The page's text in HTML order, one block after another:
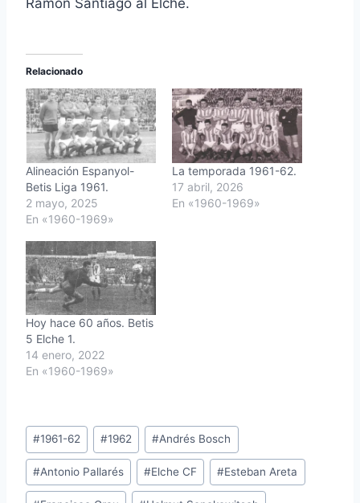
Relacionado
Alineación Espanyol-
Betis Liga 1961.
2 mayo, 2025
En «1960-1969»
La temporada 1961-62.
17 abril, 2026
En «1960-1969»
Hoy hace 60 años. Betis
5 Elche 1.
14 enero, 2022
En «1960-1969»
Etiquetas
de
la
entrada:
#1961-62 #1962 #Andrés Bosch
#Antonio Pallarés #Elche CF #Esteban Areta